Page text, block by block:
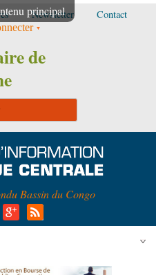
principal
Newsletter Contact
de
du Bassin du Congo